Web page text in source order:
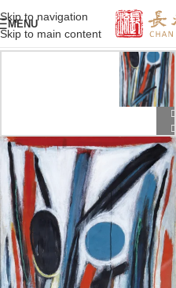
Skip to navigation
Skip to main content
MENU